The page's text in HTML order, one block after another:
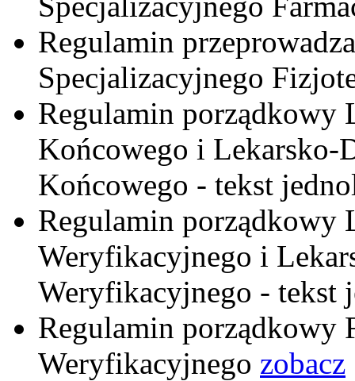
Regulamin
Specjalizacyjnego
Regulamin porządkowy
Końcowego i Lekarsko-
Końcowego - tekst
Regulamin porządkowy
Weryfikacyjnego i
Weryfikacyjnego -
Regulamin porządkowy
Weryfikacyjnego zobacz